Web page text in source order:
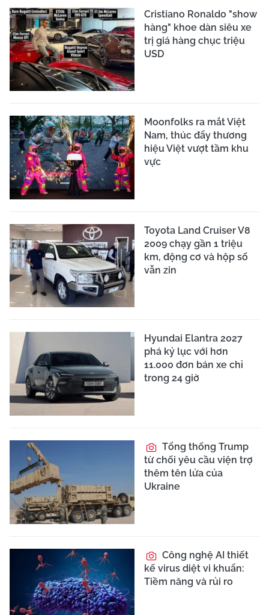
Cristiano Ronaldo "show
hàng" khoe dàn siêu xe
trị giá hàng chục triệu
USD
Moonfolks ra mắt Việt
Nam, thúc đẩy thương
hiệu Việt vượt tầm khu
vực
Toyota Land Cruiser V8
2009 chạy gần 1 triệu
km, động cơ và hộp số
vẫn zin
Hyundai Elantra 2027
phá kỷ lục với hơn
11.000 đơn bán xe chỉ
trong 24 giờ
Tổng thống Trump
từ chối yêu cầu viện trợ
thêm tên lửa của
Ukraine
Công nghệ AI thiết
kế virus diệt vi khuẩn:
Tiềm năng và rủi ro